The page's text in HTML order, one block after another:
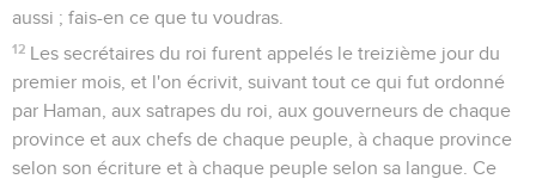
aussi ; fais-en ce que tu voudras.
12 Les secrétaires du roi furent appelés le treizième jour du
premier mois, et l'on écrivit, suivant tout ce qui fut ordonné
par Haman, aux satrapes du roi, aux gouverneurs de chaque
province et aux chefs de chaque peuple, à chaque province
selon son écriture et à chaque peuple selon sa langue. Ce